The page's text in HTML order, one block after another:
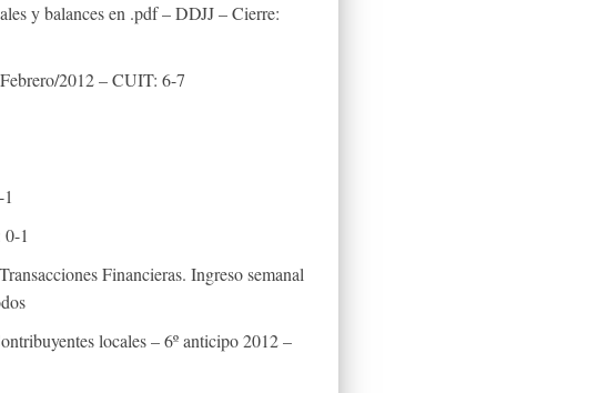
y balances en .pdf – DDJJ – Cierre:
2012 – CUIT: 6-7
1
Financieras. Ingreso semanal
locales – 6º anticipo 2012 –